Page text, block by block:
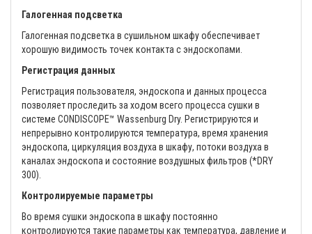
Галогенная подсветка
Галогенная подсветка в сушильном шкафу обеспечивает
хорошую видимость точек контакта с эндоскопами.
Регистрация данных
Регистрация пользователя, эндоскопа и данных процесса
позволяет проследить за ходом всего процесса сушки в
системе CONDISCOPE™ Wassenburg Dry. Регистрируются и
непрерывно контролируются температура, время хранения
эндоскопа, циркуляция воздуха в шкафу, потоки воздуха в
каналах эндоскопа и состояние воздушных фильтров (*DRY
300).
Контролируемые параметры
Во время сушки эндоскопа в шкафу постоянно
контролируются такие параметры как температура, давление и